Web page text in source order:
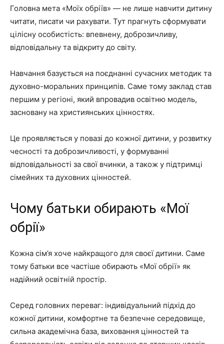
Головна мета «Моїх обріїв» — не лише навчити дитину
читати, писати чи рахувати. Тут прагнуть сформувати
цілісну особистість: впевнену, доброзичливу,
відповідальну та відкриту до світу.
Навчання базується на поєднанні сучасних методик та
духовно-моральних принципів. Саме тому заклад став
першим у регіоні, який впровадив освітню модель,
засновану на християнських цінностях.
Це проявляється у повазі до кожної дитини, у розвитку
чесності та доброзичливості, у формуванні
відповідальності за свої вчинки, а також у підтримці
сімейних та духовних цінностей.
Чому батьки обирають «Мої
обрії»
Кожна сім’я хоче найкращого для своєї дитини. Саме
тому батьки все частіше обирають «Мої обрії» як
надійний освітній простір.
Серед головних переваг: індивідуальний підхід до
кожної дитини, комфортне та безпечне середовище,
сильна академічна база, виховання цінностей та